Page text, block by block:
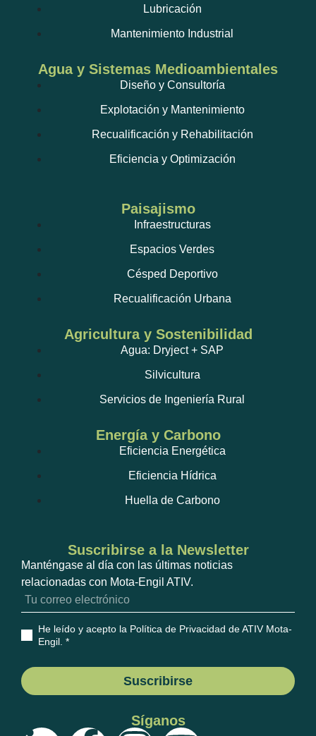
Lubricación
Mantenimiento Industrial
Agua y Sistemas Medioambientales
Diseño y Consultoría
Explotación y Mantenimiento
Recualificación y Rehabilitación
Eficiencia y Optimización
Paisajismo
Infraestructuras
Espacios Verdes
Césped Deportivo
Recualificación Urbana
Agricultura y Sostenibilidad
Agua: Dryject + SAP
Silvicultura
Servicios de Ingeniería Rural
Energía y Carbono
Eficiencia Energética
Eficiencia Hídrica
Huella de Carbono
Suscribirse a la Newsletter
Manténgase al día con las últimas noticias
relacionadas con Mota-Engil ATIV.
He leído y acepto la Política de Privacidad de ATIV Mota-
Engil . *
Suscribirse
Síganos